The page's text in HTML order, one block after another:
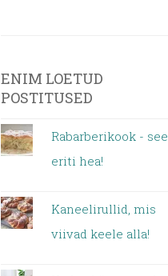
ENIM LOETUD
POSTITUSED
Rabarberikook - see
eriti hea!
Kaneelirullid, mis
viivad keele alla!